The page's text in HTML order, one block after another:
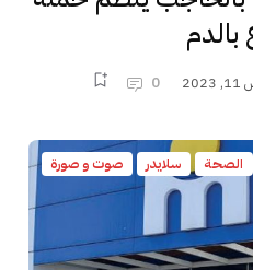
بالدم
0
الصحة سلايدر صوت و صورة